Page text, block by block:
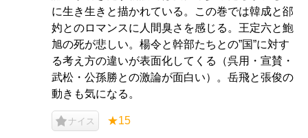
に生き生きと描かれている。この巻では韓成と郤
妁とのロマンスに人間臭さを感じる。王定六と鮑
旭の死が悲しい。楊令と幹部たちとの”国”に対す
る考え方の違いが表面化してくる（呉用・宣賛・
武松・公孫勝との激論が面白い）。岳飛と張俊の
動きも気になる。
ナイス ★15